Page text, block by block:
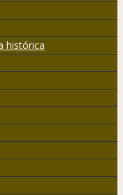
histórica